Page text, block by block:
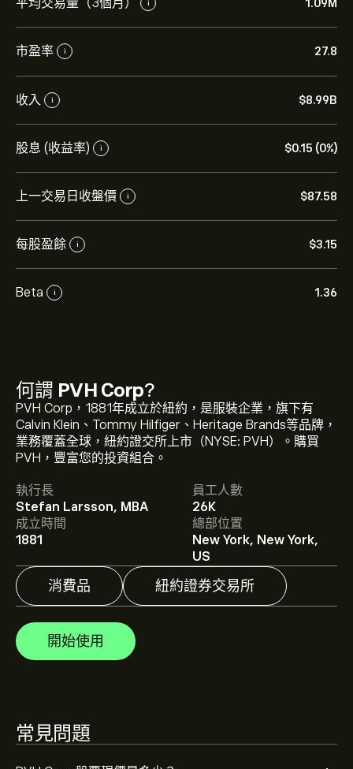
i 1.09M
市盈率 i 27.8
收入 i ‎$‎8.99B
股息 (收益率) i ‎$‎0.15 (0%)
上一交易日收盤價 i ‎$‎87.58
每股盈餘 i ‎$‎3.15
Beta i 1.36
何謂 PVH Corp?
PVH Corp，1881年成立於紐約，是服裝企業，旗下有
Calvin Klein、Tommy Hilfiger、Heritage Brands等品牌，
業務覆蓋全球，紐約證交所上市（NYSE: PVH）。購買
PVH，豐富您的投資組合。
執行長
Stefan Larsson, MBA
員工人數
26K
成立時間
1881
總部位置
New York, New York,
US
消費品 紐約證券交易所
開始使用
常見問題
PVH 現價為‎$‎87.58。
PVH Corp 的平均目標價為 ‎$‎87.58。註冊
細的分析師預測及目標價格。
分析師根據市場趨勢、財務報告和預期增長對PVH Corp的
預測。查看最新預測以了解未來價格走勢。
PVH Corp 的市值是 ‎$‎4.04B 美元
根據 7 位分析師在過去三個月對 PVH 的建議，整體共識